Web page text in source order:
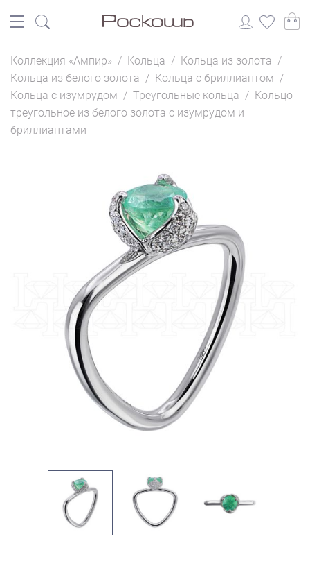
Коллекция «Ампир» / Кольца / Кольца из золота /
Кольца из белого золота / Кольца с бриллиантом /
Кольца с изумрудом / Треугольные кольца / Кольцо
треугольное из белого золота с изумрудом и
бриллиантами